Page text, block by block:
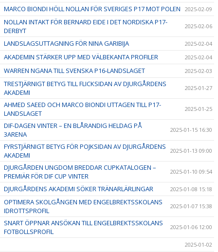
MARCO BIONDI HÖLL NOLLAN FÖR SVERIGES P17 MOT POLEN 2025-02-09
NOLLAN INTAKT FÖR BERNARD EIDE I DET NORDISKA P17-
DERBYT
2025-02-06
LANDSLAGSUTTAGNING FÖR NINA GARIBIJA 2025-02-04
AKADEMIN STÄRKER UPP MED VÄLBEKANTA PROFILER 2025-02-04
WARREN NGANA TILL SVENSKA P16-LANDSLAGET 2025-02-03
TRESTJÄRNIGT BETYG TILL FLICKSIDAN AV DJURGÅRDENS
AKADEMI
2025-01-27
AHMED SAEED OCH MARCO BIONDI UTTAGEN TILL P17-
LANDSLAGET
2025-01-25
DIF-DAGEN VINTER – EN BLÅRANDIG HELDAG PÅ
3ARENA
2025-01-15 16:30
FYRSTJÄRNIGT BETYG FÖR POJKSIDAN AV DJURGÅRDENS
AKADEMI
2025-01-13 09:00
DJURGÅRDEN UNGDOM BREDDAR CUPKATALOGEN –
PREMIÄR FÖR DIF CUP VINTER
2025-01-10 09:54
DJURGÅRDENS AKADEMI SÖKER TRÄNARLÄRLINGAR 2025-01-08 15:18
OPTIMERA SKOLGÅNGEN MED ENGELBREKTSSKOLANS
IDROTTSPROFIL
2025-01-07 15:38
SNART ÖPPNAR ANSÖKAN TILL ENGELBREKTSSKOLANS
FOTBOLLSPROFIL
2025-01-06 12:00
2025-01-02